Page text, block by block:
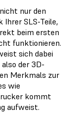
nur den
Ihrer SLS-Teile,
beim ersten
funktionieren.
sich dabei
der 3D-
Merkmals zur
wie
kommt
aufweist.